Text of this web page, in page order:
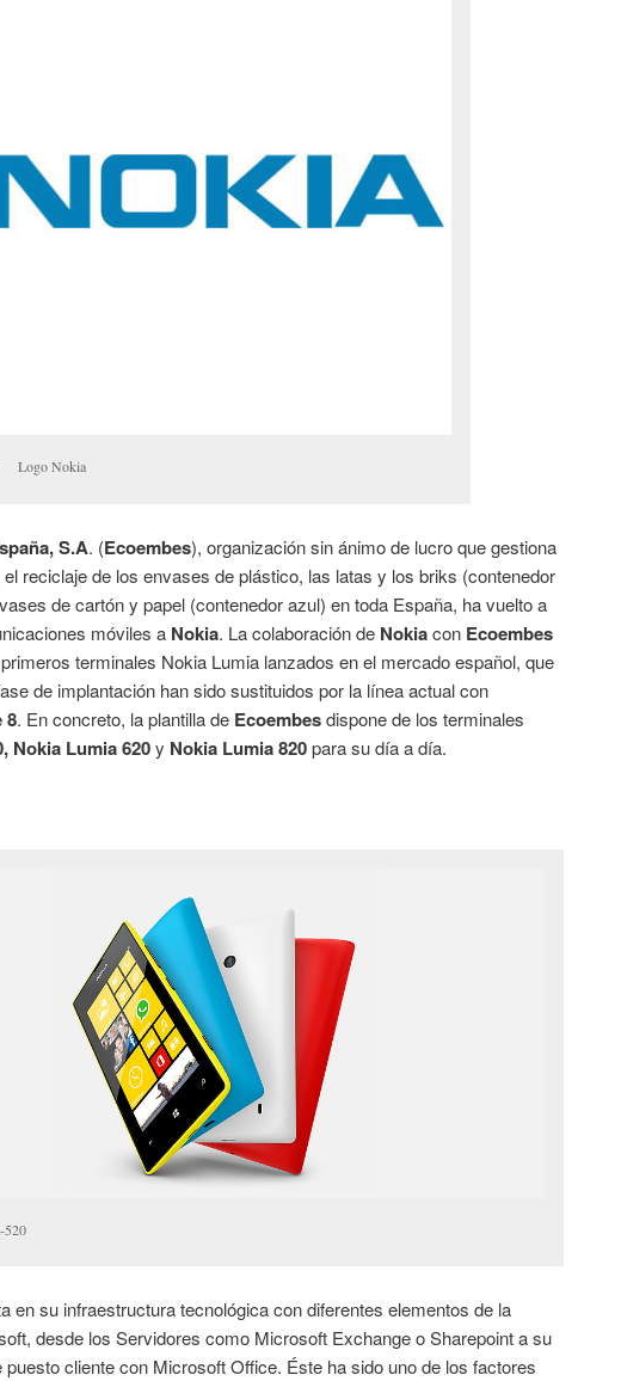
Logo Nokia
S.A. (Ecoembes), organización sin ánimo de lucro que gestiona
reciclaje de los envases de plástico, las latas y los briks (contenedor
de cartón y papel (contenedor azul) en toda España, ha vuelto a
móviles a Nokia. La colaboración deNokiacon Ecoembes
terminales Nokia Lumia lanzados en el mercado español, que
de implantación han sido sustituidos por la línea actual con
8. En concreto, la plantilla de Ecoembesdispone de los terminales
Nokia Lumia 620y Nokia Lumia 820para su día a día.
520
en su infraestructura tecnológica con diferentes elementos de la
desde los Servidores como Microsoft Exchange o Sharepoint a su
puesto cliente con Microsoft Office. Éste ha sido uno de los factores